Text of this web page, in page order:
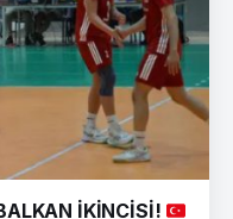
İKİNCİSİ!